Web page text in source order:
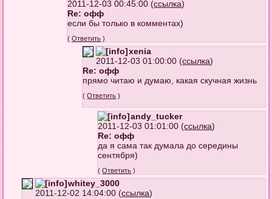
2011-12-03 00:45:00 (ссылка)
Re: офф
если бы только в комментах)
(Ответить )
xenia
2011-12-03 01:00:00 (ссылка)
Re: офф
прямо читаю и думаю, какая скучная жизнь
(Ответить )
andy_tucker
2011-12-03 01:01:00 (ссылка)
Re: офф
да я сама так думала до середины
сентября)
(Ответить )
whitey_3000
2011-12-02 14:04:00 (ссылка)